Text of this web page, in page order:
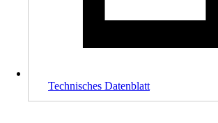
Technisches Datenblatt